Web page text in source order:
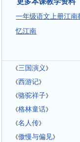
一年级语文上册江南
忆江南
《三国演义 》
《西游记》
《骆驼祥子》
《格林童话》
《名人传》
《傲慢与偏见》